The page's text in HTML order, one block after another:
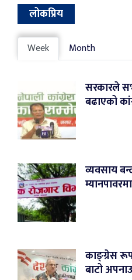
लोकप्रिय
Week Month
सरकारले
बढाएको
व्यवसाय
काङ्ग्रेस
बाटो